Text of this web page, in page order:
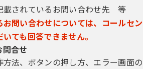
載されているお問い合わせ先 等
問い合わせについては、コールセン
ても回答できません。
合せ
法、ボタンの押し方、エラー画面の